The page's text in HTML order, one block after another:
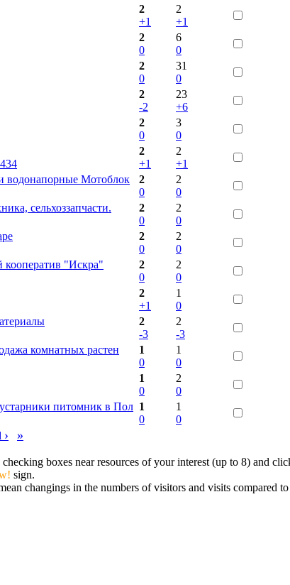
2
+1
2
+1
2
0
6
0
2
0
31
0
2
-2
23
+6
2
0
3
0
2
+1
2
+1
водонапорные Мотоблок
2
0
2
0
сельхоззапчасти.
2
0
2
0
2
0
2
0
кооператив "Искра"
2
0
2
0
2
+1
1
0
2
-3
2
-3
комнатных растен
1
0
1
0
1
0
2
0
питомник в Пол 1
0
1
0
› »
boxes near resources of your interest (up to 8) and
sign.
changings in the numbers of visitors and visits compared